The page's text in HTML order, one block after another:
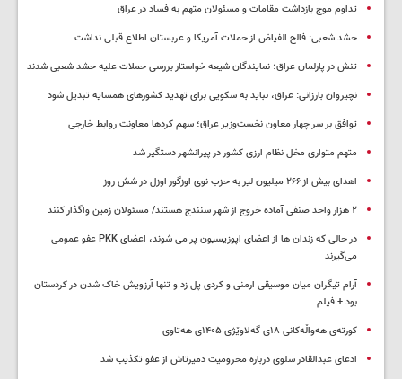
تداوم موج بازداشت مقامات و مسئولان متهم به فساد در عراق
حشد شعبی: فالح الفیاض از حملات آمریکا و عربستان اطلاع قبلی نداشت
تنش در پارلمان عراق؛ نمایندگان شیعه خواستار بررسی حملات علیه حشد شعبی شدند
نچیروان بارزانی: عراق، نباید به سکویی برای تهدید کشورهای همسایه تبدیل شود
توافق بر سر چهار معاون نخست‌وزیر عراق؛ سهم کردها معاونت روابط خارجی
متهم متواری مخل نظام ارزی کشور در پیرانشهر دستگیر شد
اهدای بیش از ۲۶۶ میلیون لیر به حزب نوی اوزگور اوزل در شش روز
۲ هزار واحد صنفی آماده خروج از شهر سنندج هستند/ مسئولان زمین واگذار کنند
در حالی که زندان ها از اعضای اپوزیسیون پر می شوند، اعضای PKK عفو عمومی
می‌گیرند
آرام تیگران میان موسیقی ارمنی و کردی پل زد و تنها آرزویش خاک شدن در کردستان
بود + فیلم
کورتەی هەواڵەکانی ۱۸ی گەلاوێژی ۱۴۰۵ی هەتاوی
ادعای عبدالقادر سلوی درباره محرومیت دمیرتاش از عفو تکذیب شد